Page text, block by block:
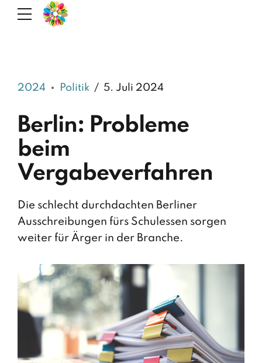
2024 Politik 5. Juli 2024
Berlin: Probleme
beim
Vergabeverfahren
Die schlecht durchdachten Berliner
Ausschreibungen fürs Schulessen sorgen
weiter für Ärger in der Branche.